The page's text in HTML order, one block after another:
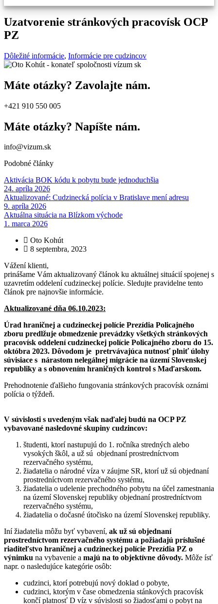
Uzatvorenie stránkových pracovísk OCP
PZ
Dôležité informácie, Informácie pre cudzincov
Máte otázky? Zavolajte nám.
+421 910 550 005
Máte otázky? Napíšte nám.
info@vizum.sk
Podobné články
Aktivácia BOK kódu k pobytu bude jednoduchšia
24. apríla 2026
Aktualizované: Cudzinecká polícia v Bratislave mení adresu
9. apríla 2026
Aktuálna situácia na Blízkom východe
1. marca 2026
Oto Kohút
8 septembra, 2023
Vážení klienti,
prinášame Vám aktualizovaný článok ku aktuálnej situácií spojenej s
uzavretím oddelení cudzineckej polície. Sledujte pravidelne tento
článok pre najnovšie informácie.
Aktualizované dňa 06.10.2023:
Úrad hraničnej a cudzineckej polície Prezídia Policajného
zboru predlžuje obmedzenie prevádzky všetkých stránkových
pracovísk oddelení cudzineckej polície Policajného zboru do 15.
októbra 2023. Dôvodom je pretrvávajúca nutnosť plniť úlohy
súvisiace s nárastom nelegálnej migrácie na území Slovenskej
republiky a s obnovením hraničných kontrol s Maďarskom.
Prehodnotenie ďalšieho fungovania stránkových pracovísk oznámi
polícia o týždeň.
V súvislosti s uvedeným však naďalej budú na OCP PZ
vybavované nasledovné skupiny cudzincov:
študenti, ktorí nastupujú do 1. ročníka stredných alebo
vysokých škôl, a už sú objednaní prostredníctvom
rezervačného systému,
žiadatelia o národné víza v záujme SR, ktorí už sú objednaní
prostredníctvom rezervačného systému,
žiadatelia o udelenie prechodného pobytu na účel zamestnania
na území Slovenskej republiky objednaní prostredníctvom
rezervačného systému,
žiadatelia o dočasné útočisko na území Slovenskej republiky.
Iní žiadatelia môžu byť vybavení, ak už sú objednaní
prostredníctvom rezervačného systému a požiadajú príslušné
riaditeľstvo hraničnej a cudzineckej polície Prezídia PZ o
výnimku na vybavenie a majú na to objektívne dôvody. Môže ísť
napr. o nasledujúce kategórie osôb:
cudzinci, ktorí potrebujú nový doklad o pobyte,
cudzinci, ktorým v čase obmedzenia stánkových pracovísk
končí platnosť D víz v súvislosti so žiadosťami o pobyt na